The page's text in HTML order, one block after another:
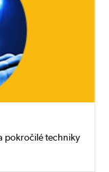
pokročilé techniky